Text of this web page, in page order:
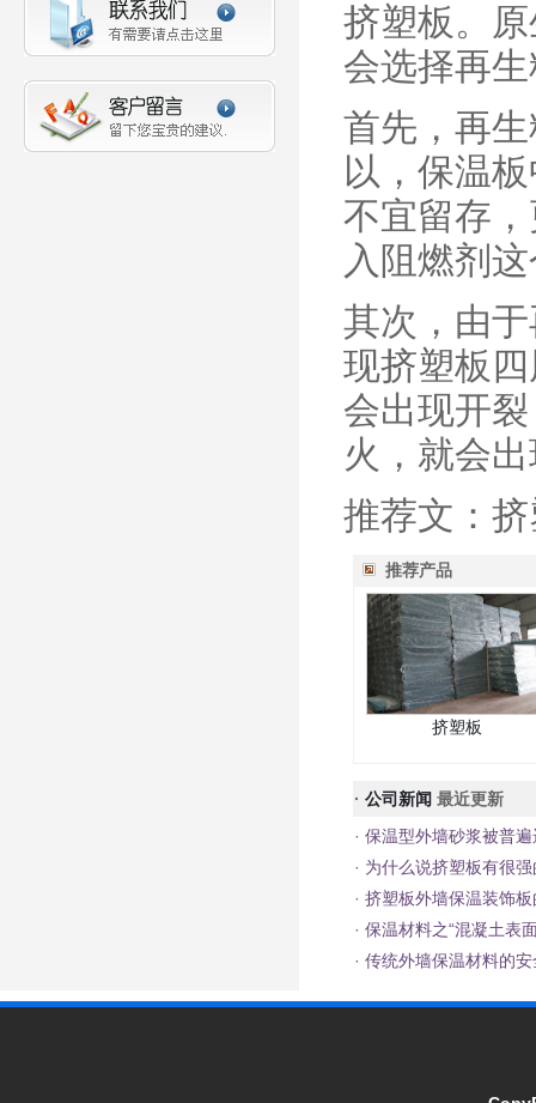
挤塑板。
会选择再
首先，再
以，保温
不宜留存
入阻燃剂
其次，由
现挤塑板
会出现开
火，就会
推荐文：
推荐产品
挤塑板
· 公司新闻 最近更新
· 保温型外墙砂浆被普
· 为什么说挤塑板有很
· 挤塑板外墙保温装饰
· 保温材料之“混凝土表
· 传统外墙保温材料的